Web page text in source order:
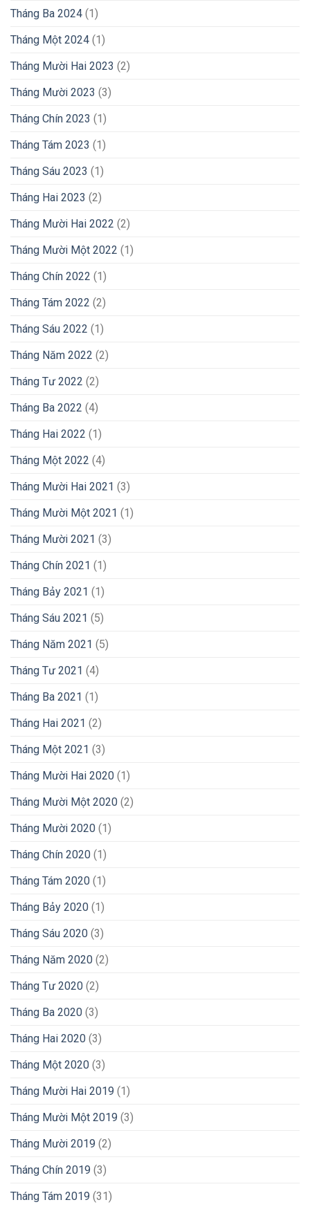
Tháng Ba 2024 (1)
Tháng Một 2024 (1)
Tháng Mười Hai 2023 (2)
Tháng Mười 2023 (3)
Tháng Chín 2023 (1)
Tháng Tám 2023 (1)
Tháng Sáu 2023 (1)
Tháng Hai 2023 (2)
Tháng Mười Hai 2022 (2)
Tháng Mười Một 2022 (1)
Tháng Chín 2022 (1)
Tháng Tám 2022 (2)
Tháng Sáu 2022 (1)
Tháng Năm 2022 (2)
Tháng Tư 2022 (2)
Tháng Ba 2022 (4)
Tháng Hai 2022 (1)
Tháng Một 2022 (4)
Tháng Mười Hai 2021 (3)
Tháng Mười Một 2021 (1)
Tháng Mười 2021 (3)
Tháng Chín 2021 (1)
Tháng Bảy 2021 (1)
Tháng Sáu 2021 (5)
Tháng Năm 2021 (5)
Tháng Tư 2021 (4)
Tháng Ba 2021 (1)
Tháng Hai 2021 (2)
Tháng Một 2021 (3)
Tháng Mười Hai 2020 (1)
Tháng Mười Một 2020 (2)
Tháng Mười 2020 (1)
Tháng Chín 2020 (1)
Tháng Tám 2020 (1)
Tháng Bảy 2020 (1)
Tháng Sáu 2020 (3)
Tháng Năm 2020 (2)
Tháng Tư 2020 (2)
Tháng Ba 2020 (3)
Tháng Hai 2020 (3)
Tháng Một 2020 (3)
Tháng Mười Hai 2019 (1)
Tháng Mười Một 2019 (3)
Tháng Mười 2019 (2)
Tháng Chín 2019 (3)
Tháng Tám 2019 (31)